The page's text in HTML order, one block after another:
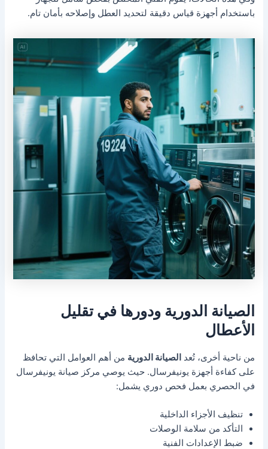
باستخدام أجهزة قياس دقيقة لتحديد العطل وإصلاحه بأمان تام.
الصيانة الدورية ودورها في تقليل
الأعطال
من ناحية أخرى، تُعد الصيانة الدورية من أهم العوامل التي تحافظ
على كفاءة أجهزة يونيفرسال. حيث يوصي مركز صيانة يونيفرسال
في الحصري بعمل فحص دوري يشمل:
تنظيف الأجزاء الداخلية
التأكد من سلامة الوصلات
ضبط الإعدادات الفنية